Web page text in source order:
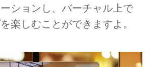
ションし、バーチャル上で
楽しむことができますよ。